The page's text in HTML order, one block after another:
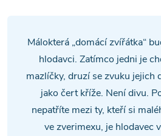
Málokterá „domácí zvířátka“
hlodavci. Zatímco jedni je
mazlíčky, druzí se zvuku jejich
jako čert kříže. Není divu.
nepatříte mezi ty, kteří si
ve zverimexu, je hlodavec